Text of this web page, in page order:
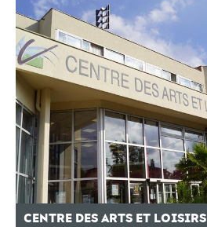
CENTRE DES ARTS ET LOISIRS